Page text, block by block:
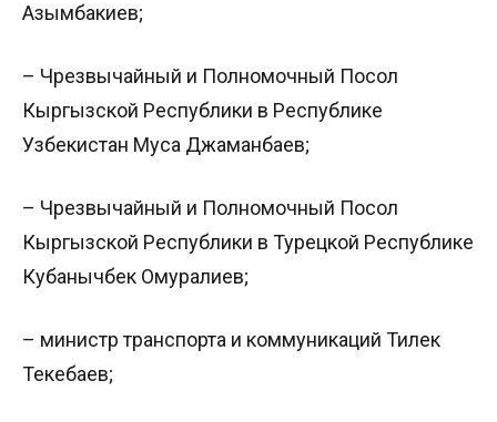
Азымбакиев;
– Чрезвычайный и Полномочный Посол
Кыргызской Республики в Республике
Узбекистан Муса Джаманбаев;
– Чрезвычайный и Полномочный Посол
Кыргызской Республики в Турецкой Республике
Кубанычбек Омуралиев;
– министр транспорта и коммуникаций Тилек
Текебаев;